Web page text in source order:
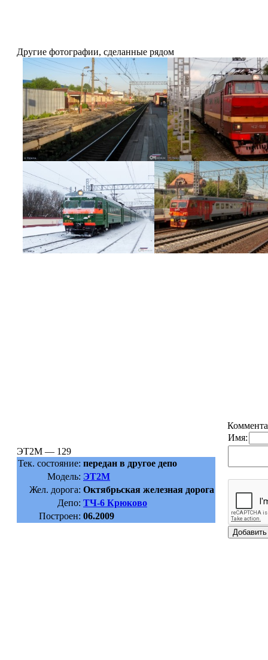
Другие фотографии, сделанные рядом
ЭТ2М — 129
Тек. состояние: передан в другое депо
Модель: ЭТ2М
Жел. дорога: Октябрьская железная дорога
Депо: ТЧ-6 Крюково
Построен: 06.2009
Имя: